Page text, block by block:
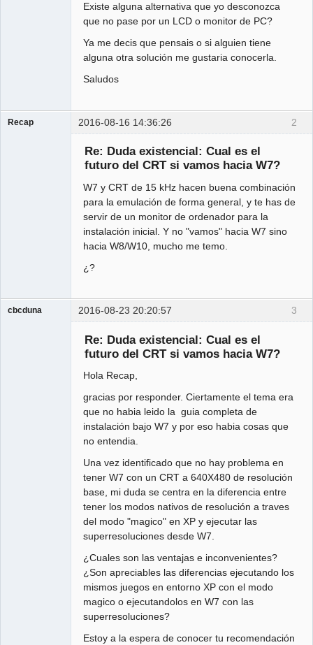
Existe alguna alternativa que yo desconozca
que no pase por un LCD o monitor de PC?
Ya me decis que pensais o si alguien tiene
alguna otra solución me gustaria conocerla.
Saludos
2
Recap 2016-08-16 14:36:26
Re: Duda existencial: Cual es el
futuro del CRT si vamos hacia W7?
W7 y CRT de 15 kHz hacen buena combinación
para la emulación de forma general, y te has de
servir de un monitor de ordenador para la
instalación inicial. Y no "vamos" hacia W7 sino
hacia W8/W10, mucho me temo.
¿?
3
cbcduna 2016-08-23 20:20:57
Re: Duda existencial: Cual es el
futuro del CRT si vamos hacia W7?
Hola Recap,
gracias por responder. Ciertamente el tema era
que no habia leido la guia completa de
instalación bajo W7 y por eso habia cosas que
no entendia.
Una vez identificado que no hay problema en
tener W7 con un CRT a 640X480 de resolución
base, mi duda se centra en la diferencia entre
tener los modos nativos de resolución a traves
del modo "magico" en XP y ejecutar las
superresoluciones desde W7.
¿Cuales son las ventajas e inconvenientes?
¿Son apreciables las diferencias ejecutando los
mismos juegos en entorno XP con el modo
magico o ejecutandolos en W7 con las
superresoluciones?
Estoy a la espera de conocer tu recomendación